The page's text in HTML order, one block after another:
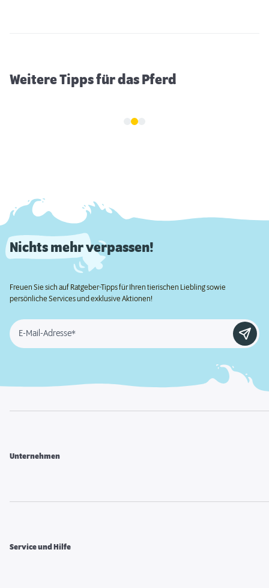
Weitere Tipps für das Pferd
Nichts mehr verpassen!
Freuen Sie sich auf Ratgeber-Tipps für Ihren tierischen Liebling sowie
persönliche Services und exklusive Aktionen!
E-Mail-Adresse*
Unternehmen
Service und Hilfe